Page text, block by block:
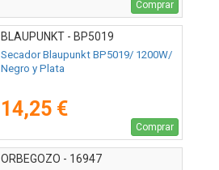
Comprar
BLAUPUNKT - BP5019
Secador Blaupunkt BP5019/ 1200W/
Negro y Plata
14,25 €
Comprar
ORBEGOZO - 16947